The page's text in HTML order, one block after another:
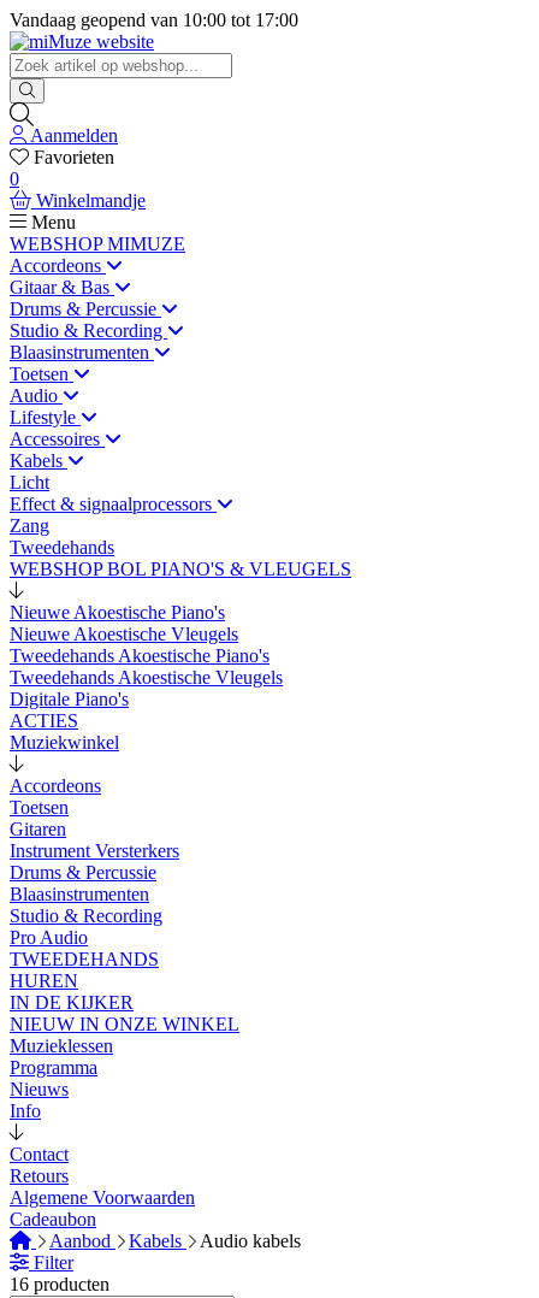
Vandaag geopend van 10:00 tot 17:00
Aanmelden
Favorieten
0
Winkelmandje
Menu
WEBSHOP MIMUZE
Accordeons
Gitaar & Bas
Drums & Percussie
Studio & Recording
Blaasinstrumenten
Toetsen
Audio
Lifestyle
Accessoires
Kabels
Licht
Effect & signaalprocessors
Zang
Tweedehands
WEBSHOP BOL PIANO'S & VLEUGELS
Nieuwe Akoestische Piano's
Nieuwe Akoestische Vleugels
Tweedehands Akoestische Piano's
Tweedehands Akoestische Vleugels
Digitale Piano's
ACTIES
Muziekwinkel
Accordeons
Toetsen
Gitaren
Instrument Versterkers
Drums & Percussie
Blaasinstrumenten
Studio & Recording
Pro Audio
TWEEDEHANDS
HUREN
IN DE KIJKER
NIEUW IN ONZE WINKEL
Muzieklessen
Programma
Nieuws
Info
Contact
Retours
Algemene Voorwaarden
Cadeaubon
Aanbod
Kabels
Audio kabels
Filter
16 producten